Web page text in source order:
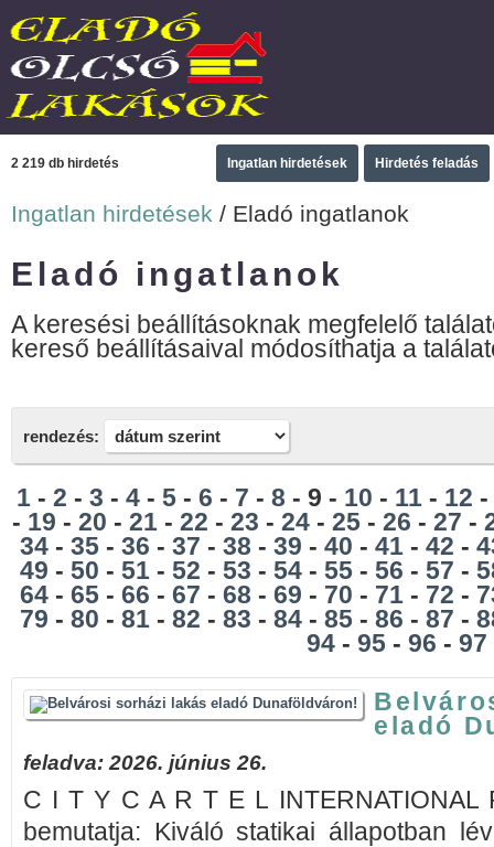
2 219 db hirdetés Ingatlan hirdetések Hirdetés feladás
Ingatlan hirdetések / Eladó ingatlanok
Eladó ingatlanok
A keresési beállításoknak megfelelő
kereső beállításaival módosíthatja a
rendezés:
1 - 2 - 3 - 4 - 5 - 6 - 7 - 8 - 9 - 10 - 11 - 12 -
- 19 - 20 - 21 - 22 - 23 - 24 - 25 - 26 - 27 -
34 - 35 - 36 - 37 - 38 - 39 - 40 - 41 - 42 -
49 - 50 - 51 - 52 - 53 - 54 - 55 - 56 - 57 -
64 - 65 - 66 - 67 - 68 - 69 - 70 - 71 - 72 -
79 - 80 - 81 - 82 - 83 - 84 - 85 - 86 - 87 -
94 - 95 - 96 - 97
eladó
feladva: 2026. június 26.
C I T Y C A R T E L INTERNATIONAL
bemutatja: Kiváló statikai állapotban